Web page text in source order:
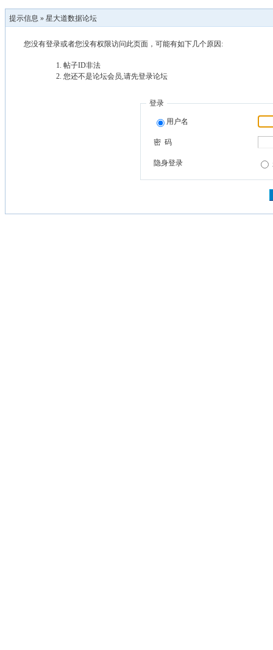
提示信息 » 星大道数据论坛
您没有登录或者您没有权限访问此页面，可能有如下几个原因:
帖子ID非法
您还不是论坛会员,请先登录论坛
登录
用户名
密 码
隐身登录